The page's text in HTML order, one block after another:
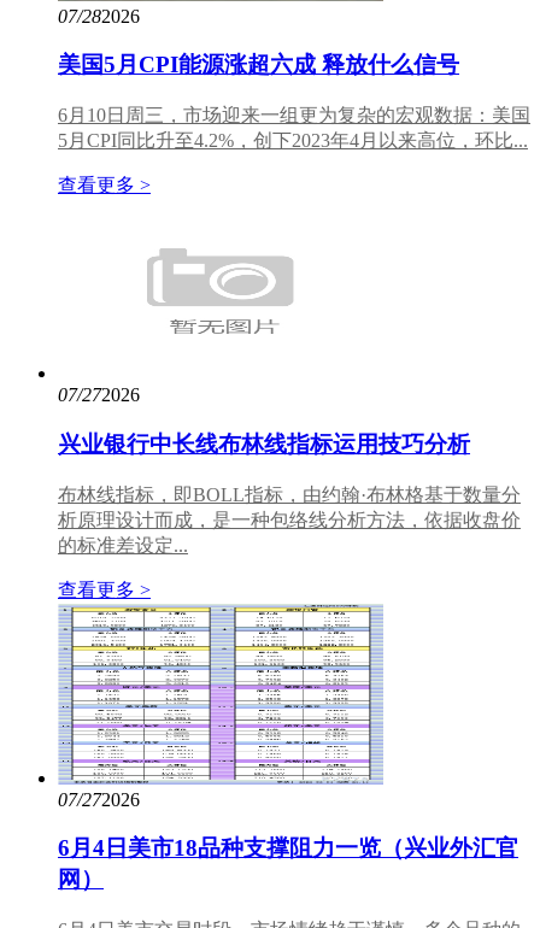
07/282026
美国5月CPI能源涨超六成 释放什么信号
6月10日周三，市场迎来一组更为复杂的宏观数据：美国
5月CPI同比升至4.2%，创下2023年4月以来高位，环比...
查看更多 >
07/272026
兴业银行中长线布林线指标运用技巧分析
布林线指标，即BOLL指标，由约翰·布林格基于数量分
析原理设计而成，是一种包络线分析方法，依据收盘价
的标准差设定...
查看更多 >
07/272026
6月4日美市18品种支撑阻力一览（兴业外汇官
网）